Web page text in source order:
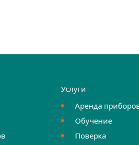
Услуги
Аренда
Обучение
Поверка